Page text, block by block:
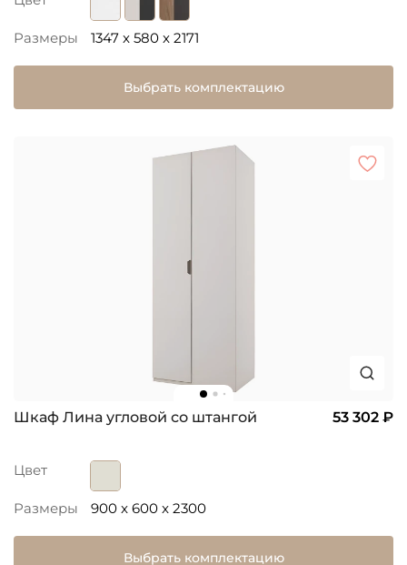
Размеры 1347 x 580 x 2171
Выбрать комплектацию
Шкаф Лина угловой со штангой 53 302 ₽
Цвет
Размеры 900 x 600 x 2300
Выбрать комплектацию